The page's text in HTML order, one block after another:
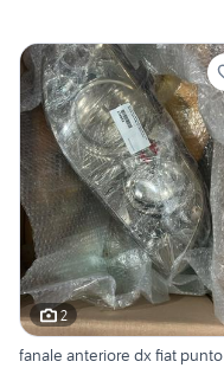
2
fanale anteriore dx fiat punto